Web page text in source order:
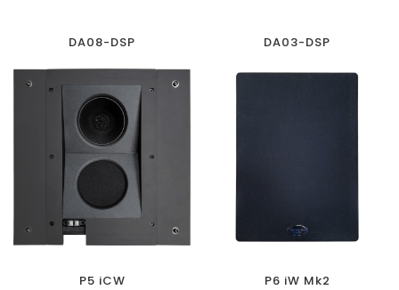
DA08-DSP DA03-DSP
P5 iCW P6 iW Mk2